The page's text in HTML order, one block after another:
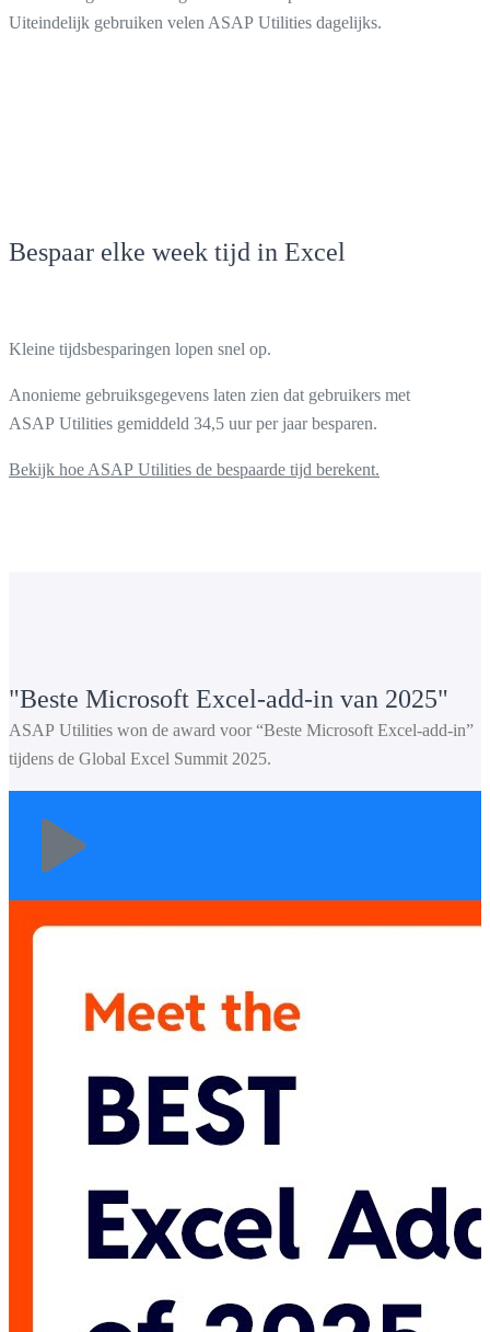
Uiteindelijk gebruiken velen ASAP Utilities dagelijks.
Bespaar elke week tijd in Excel
Kleine tijdsbesparingen lopen snel op.
Anonieme gebruiksgegevens laten zien dat gebruikers met
ASAP Utilities gemiddeld 34,5 uur per jaar besparen.
Bekijk hoe ASAP Utilities de bespaarde tijd berekent.
Beste Microsoft Excel-add-in van 2025
ASAP Utilities won de award voor “Beste Microsoft Excel-add-in”
tijdens de Global Excel Summit 2025.